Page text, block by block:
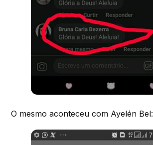
O mesmo aconteceu com Ayelén Bel: